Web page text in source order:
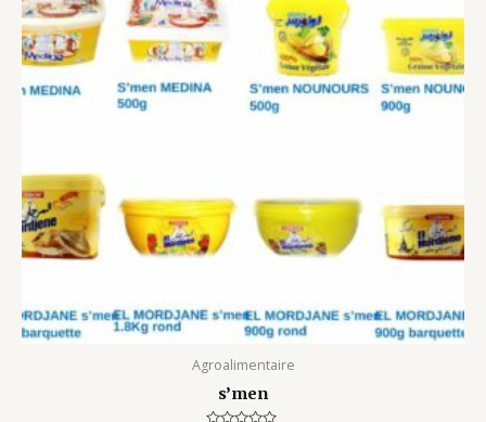
Agroalimentaire
s’men